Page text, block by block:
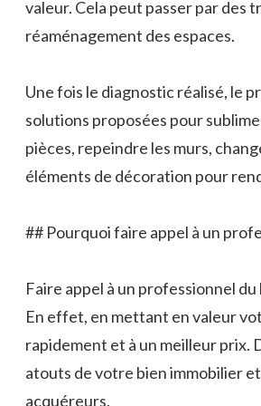
valeur. Cela peut passer par des
réaménagement des espaces.
Une fois le diagnostic réalisé, le
solutions proposées pour
pièces, repeindre les murs,
éléments de décoration pour
## Pourquoi faire appel à un
Faire appel à un professionnel
En effet, en mettant en valeur
rapidement et à un meilleur prix.
atouts de votre bien immobilier
acquéreurs.